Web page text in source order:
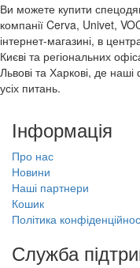
Ви можете купити
компанії Cerva, Univet,
інтернет-магазині, в
Києві та регіональних
Львові та Харкові, де
усіх питань.
Інформація
Про нас
Новини
Наші партнери
Кошик
Політика
Служба